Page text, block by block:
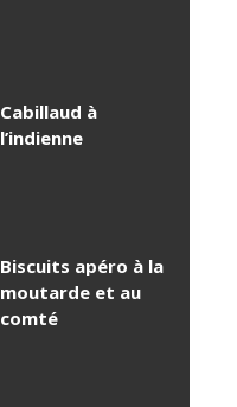
Cabillaud à
l’indienne
Biscuits apéro à la
moutarde et au
comté